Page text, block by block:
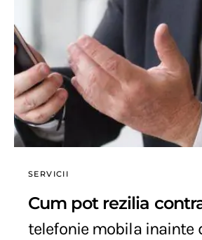
SERVICII
Cum pot rezilia
telefonie mobila inainte